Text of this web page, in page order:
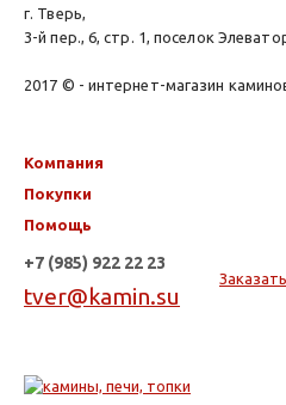
г. Тверь,
3-й пер., 6, стр. 1, поселок
2017 © - интернет-магазин
Компания
Покупки
Помощь
+7 (985) 922 22 23
tver@kamin.su